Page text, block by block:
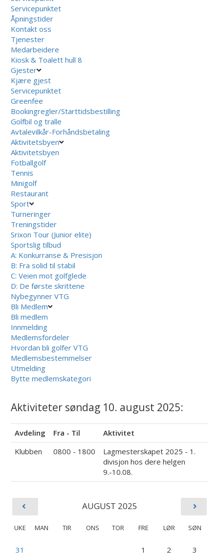
Servicepunktet
Åpningstider
Kontakt oss
Tjenester
Medarbeidere
Kiosk & Toalett hull 8
Gjester
Kjære gjest
Servicepunktet
Greenfee
Bookingregler/Starttidsbestilling
Golfbil og tralle
Avtalevilkår-Forhåndsbetaling
Aktivitetsbyen
Aktivitetsbyen
Fotballgolf
Tennis
Minigolf
Restaurant
Sport
Turneringer
Treningstider
Srixon Tour (Junior elite)
Sportslig tilbud
A: Konkurranse & Presisjon
B: Fra solid til stabil
C: Veien mot golfglede
D: De første skrittene
Nybegynner VTG
Bli Medlem
Bli medlem
Innmelding
Medlemsfordeler
Hvordan bli golfer VTG
Medlemsbestemmelser
Utmelding
Bytte medlemskategori
Aktiviteter søndag 10. august 2025:
Avdeling Fra - Til
Aktivitet
Klubben
0800 - 1800
Lagmesterskapet 2025 - 1.
divisjon hos dere helgen
9.-10.08.
AUGUST 2025
UKE MAN TIR ONS TOR FRE LØR SØN
31 1 2 3